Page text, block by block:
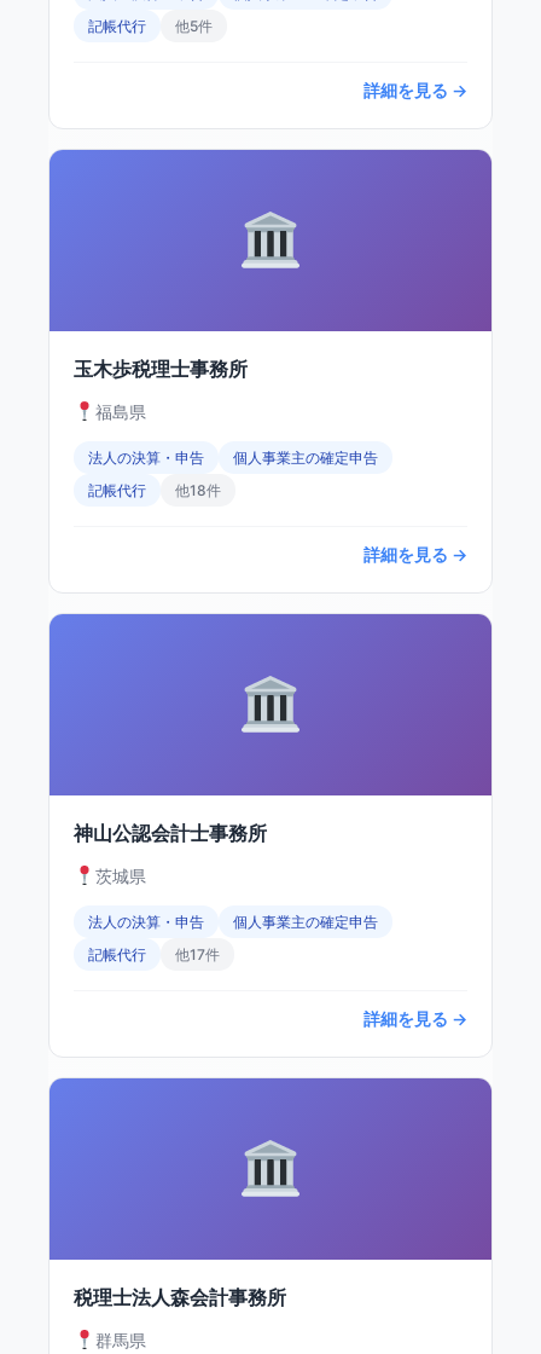
記帳代行
他5件
詳細を見る →
玉木歩税理士事務所
福島県
法人の決算・申告
個人事業主の確定申告
記帳代行
他18件
詳細を見る →
神山公認会計士事務所
茨城県
法人の決算・申告
個人事業主の確定申告
記帳代行
他17件
詳細を見る →
税理士法人森会計事務所
群馬県